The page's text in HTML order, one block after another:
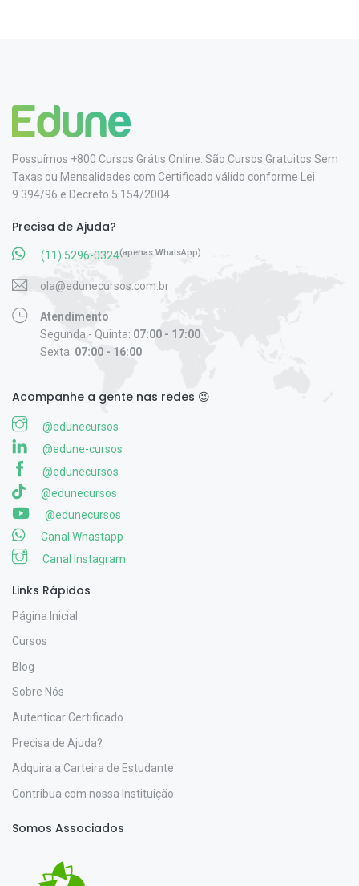
Possuímos +800 Cursos Grátis Online. São Cursos Gratuitos Sem
Taxas ou Mensalidades com Certificado válido conforme Lei
9.394/96 e Decreto 5.154/2004.
Precisa de Ajuda?
(11) 5296-0324(apenas WhatsApp)
ola@edunecursos.com.br
Atendimento
Segunda - Quinta: 07:00 - 17:00
Sexta: 07:00 - 16:00
Acompanhe a gente nas redes 😉
@edunecursos
@edune-cursos
@edunecursos
@edunecursos
@edunecursos
Canal Whastapp
Canal Instagram
Links Rápidos
Página Inicial
Cursos
Blog
Sobre Nós
Autenticar Certificado
Precisa de Ajuda?
Adquira a Carteira de Estudante
Contribua com nossa Instituição
Somos Associados